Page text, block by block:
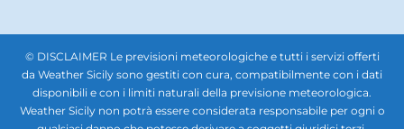
© DISCLAIMER Le previsioni meteorologiche e tutti i servizi offerti
da Weather Sicily sono gestiti con cura, compatibilmente con i dati
disponibili e con i limiti naturali della previsione meteorologica.
Weather Sicily non potrà essere considerata responsabile per ogni o